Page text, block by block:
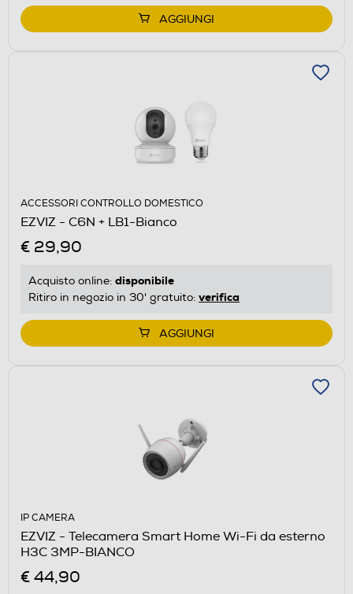
AGGIUNGI
ACCESSORI CONTROLLO DOMESTICO
EZVIZ - C6N + LB1-Bianco
€ 29,90
Acquisto online: disponibile
Ritiro in negozio in 30' gratuito: verifica
AGGIUNGI
IP CAMERA
EZVIZ - Telecamera Smart Home Wi-Fi da esterno
H3C 3MP-BIANCO
€ 44,90